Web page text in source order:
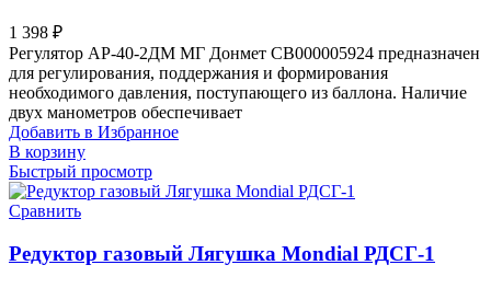
1 398 ₽
Регулятор АР-40-2ДМ МГ Донмет СВ000005924 предназначен
для регулирования, поддержания и формирования
необходимого давления, поступающего из баллона. Наличие
двух манометров обеспечивает
Добавить в Избранное
В корзину
Быстрый просмотр
Сравнить
Редуктор газовый Лягушка Mondial РДСГ-1